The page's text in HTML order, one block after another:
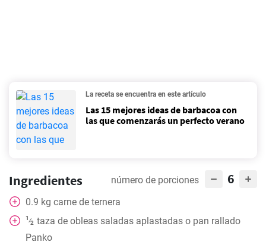
La receta se encuentra en este artículo
Las 15 mejores ideas de barbacoa con
las que comenzarás un perfecto verano
Ingredientes número de porciones 6
0.9 kg carne de ternera
1⁄2 taza de obleas saladas aplastadas o pan rallado
Panko